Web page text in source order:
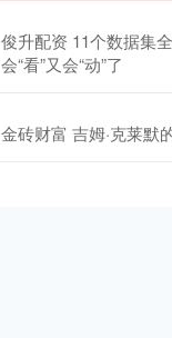
俊升配资 11个数据集
会“看”又会“动”了
金砖财富 吉姆·克莱默